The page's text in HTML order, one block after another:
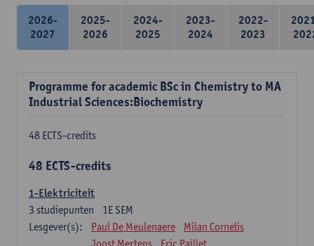
2026-
2027
2025-
2026
2024-
2025
2023-
2024
2022-
2023
Programme for academic BSc in Chemistry to MA
Industrial Sciences:Biochemistry
48 ECTS-credits
48 ECTS-credits
1-Elektriciteit
1E SEM
3 studiepunten
Lesgever(s):
Paul De Meulenaere
Milan Cornelis